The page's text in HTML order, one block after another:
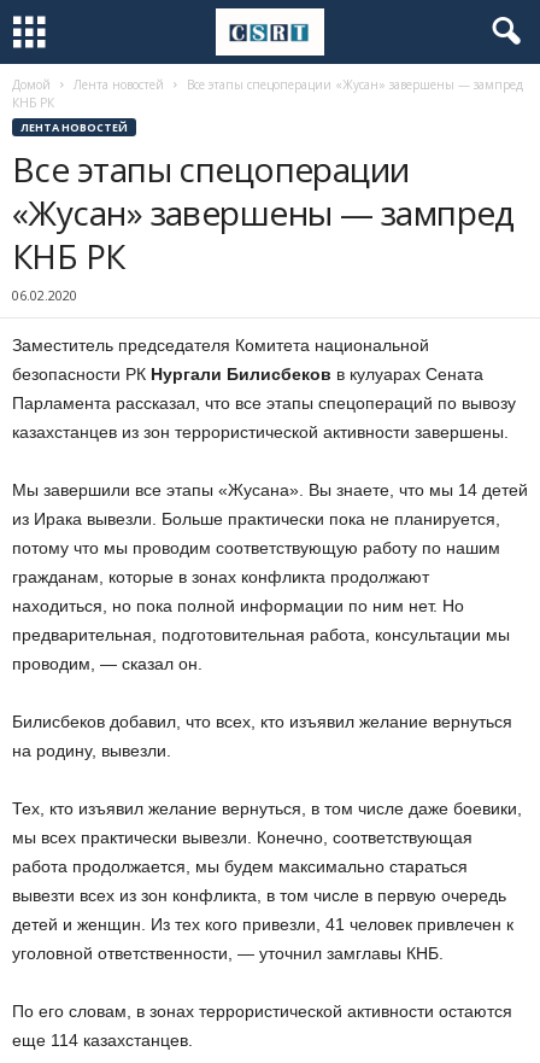
Домой Лента новостей
Все этапы спецоперации «Жусан» завершены — зампред
КНБ РК
ЛЕНТА НОВОСТЕЙ
Все этапы спецоперации
«Жусан» завершены — зампред
КНБ РК
06.02.2020
Заместитель председателя Комитета национальной
безопасности РК Нургали Билисбеков в кулуарах Сената
Парламента рассказал, что все этапы спецопераций по вывозу
казахстанцев из зон террористической активности завершены.
Мы завершили все этапы «Жусана». Вы знаете, что мы 14 детей
из Ирака вывезли. Больше практически пока не планируется,
потому что мы проводим соответствующую работу по нашим
гражданам, которые в зонах конфликта продолжают
находиться, но пока полной информации по ним нет. Но
предварительная, подготовительная работа, консультации мы
проводим, — сказал он.
Билисбеков добавил, что всех, кто изъявил желание вернуться
на родину, вывезли.
Тех, кто изъявил желание вернуться, в том числе даже боевики,
мы всех практически вывезли. Конечно, соответствующая
работа продолжается, мы будем максимально стараться
вывезти всех из зон конфликта, в том числе в первую очередь
детей и женщин. Из тех кого привезли, 41 человек привлечен к
уголовной ответственности, — уточнил замглавы КНБ.
По его словам, в зонах террористической активности остаются
еще 114 казахстанцев.